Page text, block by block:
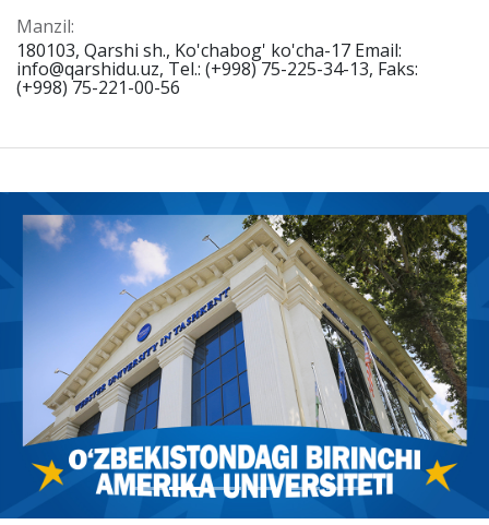
Manzil:
180103, Qarshi sh., Ko'chabog' ko'cha-17 Email:
info@qarshidu.uz, Tel.: (+998) 75-225-34-13, Faks:
(+998) 75-221-00-56